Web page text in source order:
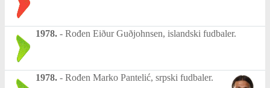
1978. - Rođen Eiður Guðjohnsen, islandski fudbaler.
1978. - Rođen Marko Pantelić, srpski fudbaler.